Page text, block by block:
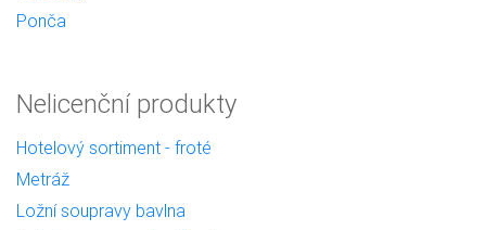
Ponča
Nelicenční produkty
Hotelový sortiment - froté
Metráž
Ložní soupravy bavlna